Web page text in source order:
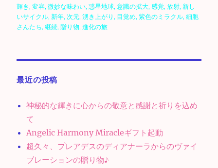
輝き,変容,微妙な味わい,惑星地球,意識の拡大,感覚,放射, 新し
いサイクル, 新年,次元,湧き上がり, 目覚め,紫色のミラクル,細胞
さんたち,継続,贈り物,進化の旅
最近の投稿
神秘的な輝きに心からの敬意と感謝と祈りを込め
て
Angelic Harmony Miracleギフト起動
超久々、プレアデスのディアナーラからのヴァイ
ブレーションの贈り物♪